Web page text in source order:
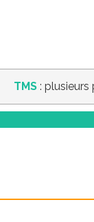
TMS : plusieurs